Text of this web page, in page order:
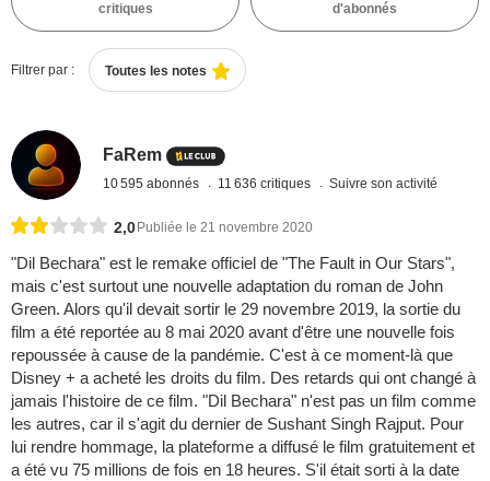
critiques
d'abonnés
Filtrer par : Toutes les notes
FaRem
10 595 abonnés 11 636 critiques Suivre son activité
2,0 Publiée le 21 novembre 2020
"Dil Bechara" est le remake officiel de "The Fault in Our Stars",
mais c'est surtout une nouvelle adaptation du roman de John
Green. Alors qu'il devait sortir le 29 novembre 2019, la sortie du
film a été reportée au 8 mai 2020 avant d'être une nouvelle fois
repoussée à cause de la pandémie. C'est à ce moment-là que
Disney + a acheté les droits du film. Des retards qui ont changé à
jamais l'histoire de ce film. "Dil Bechara" n'est pas un film comme
les autres, car il s'agit du dernier de Sushant Singh Rajput. Pour
lui rendre hommage, la plateforme a diffusé le film gratuitement et
a été vu 75 millions de fois en 18 heures. S'il était sorti à la date